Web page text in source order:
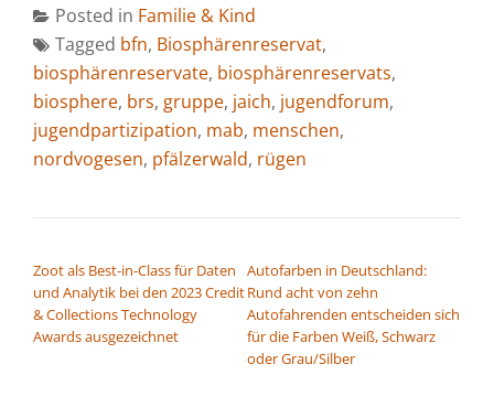
Posted in Familie & Kind
Tagged bfn, Biosphärenreservat,
biosphärenreservate, biosphärenreservats,
biosphere, brs, gruppe, jaich, jugendforum,
jugendpartizipation, mab, menschen,
nordvogesen, pfälzerwald, rügen
Zoot als Best-in-Class für Daten
und Analytik bei den 2023 Credit
& Collections Technology
Awards ausgezeichnet
Autofarben in Deutschland:
Rund acht von zehn
Autofahrenden entscheiden sich
für die Farben Weiß, Schwarz
oder Grau/Silber